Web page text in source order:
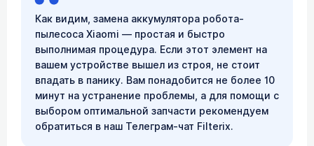
Как видим, замена аккумулятора робота-
пылесоса Xiaomi — простая и быстро
выполнимая процедура. Если этот элемент на
вашем устройстве вышел из строя, не стоит
впадать в панику. Вам понадобится не более 10
минут на устранение проблемы, а для помощи с
выбором оптимальной запчасти рекомендуем
обратиться в наш Телеграм-чат Filterix.